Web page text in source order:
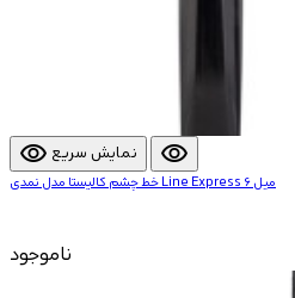
visibility نمایش سریع visibility
خط چشم کالیستا مدل نمدی Line Express 6 میل
ناموجود